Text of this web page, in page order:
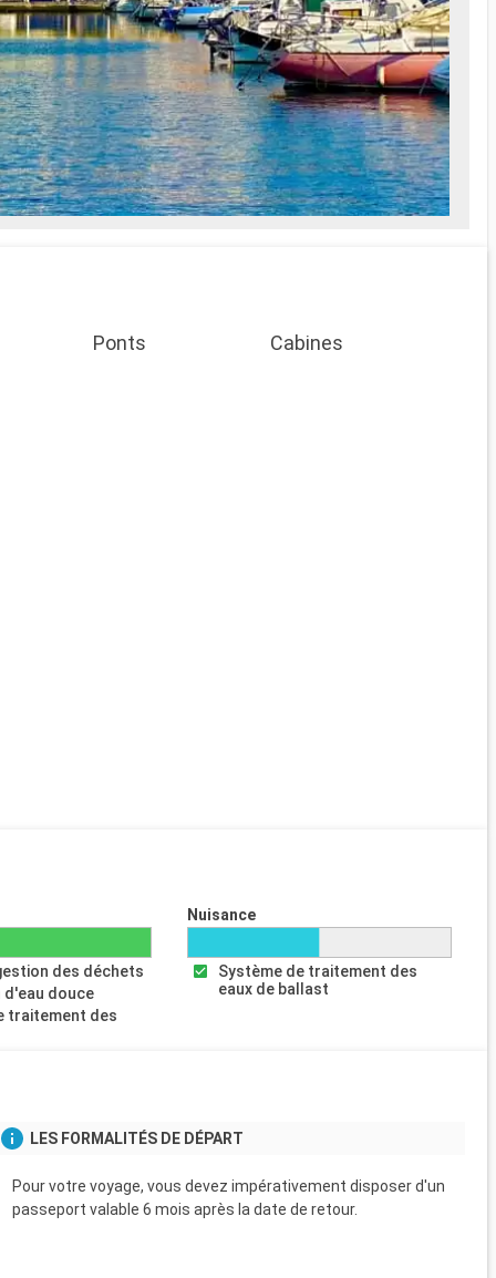
Ponts Cabines
des déchets
douce
traitement des
Nuisance
Système de traitement des
eaux de ballast
LES FORMALITÉS DE DÉPART
Pour votre voyage, vous devez impérativement disposer d'un
passeport valable 6 mois après la date de retour.